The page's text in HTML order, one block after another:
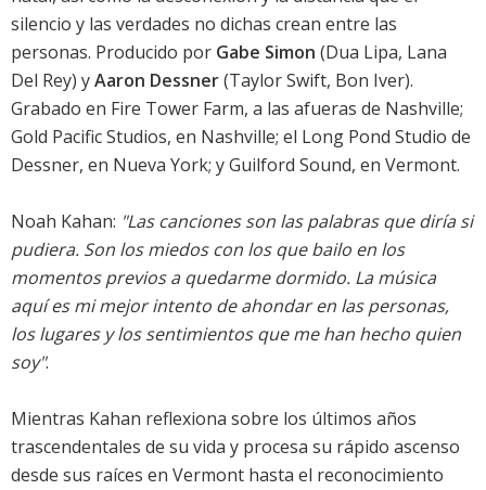
silencio y las verdades no dichas crean entre las
personas. Producido por Gabe Simon (Dua Lipa, Lana
Del Rey) yAaron Dessner(Taylor Swift, Bon Iver).
Grabado en Fire Tower Farm, a las afueras de Nashville;
Gold Pacific Studios, en Nashville; el Long Pond Studio de
Dessner, en Nueva York; y Guilford Sound, en Vermont.
Noah Kahan: "Las canciones son las palabras que diría si
pudiera. Son los miedos con los que bailo en los
momentos previos a quedarme dormido. La música
aquí es mi mejor intento de ahondar en las personas,
los lugares y los sentimientos que me han hecho quien
soy".
Mientras Kahan reflexiona sobre los últimos años
trascendentales de su vida y procesa su rápido ascenso
desde sus raíces en Vermont hasta el reconocimiento